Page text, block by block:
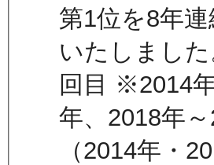
第1位を8年
いたしまし
回目 ※2014
年、2018年
（2014年・